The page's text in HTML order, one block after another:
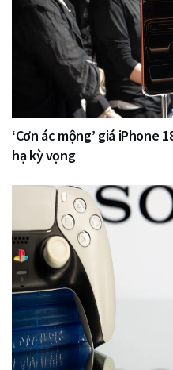
‘Cơn ác mộng’ giá iPhone
hạ kỳ vọng